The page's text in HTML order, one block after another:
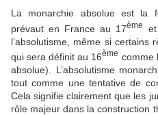
La monarchie absolue est la
prévaut en France au 17ème
l’absolutisme, même si certains
qui sera définit au 16ème comme
absolue). L’absolutisme
tout comme une tentative de
Cela signifie clairement que les
rôle majeur dans la construction